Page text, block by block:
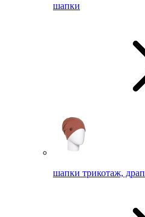
шапки
шапки трикотаж, драп